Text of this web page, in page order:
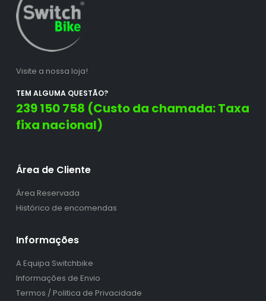
Visite a nossa loja!
TEM ALGUMA QUESTÃO?
239 150 758 (Custo da chamada: Taxa
fixa nacional)
Área de Cliente
Área Reservada
Histórico de encomendas
Informações
A Equipa Switchbike
Informações de Envio
Termos / Politica de Privacidade